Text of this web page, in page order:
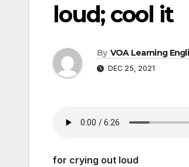
loud; cool it
By VOA Learning
DEC 25, 2021
for crying out loud